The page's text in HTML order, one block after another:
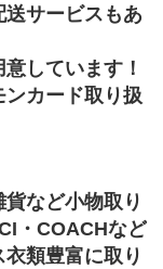
サービスもあ
しています！
カード取り扱
など小物取り
・COACHなど
類豊富に取り